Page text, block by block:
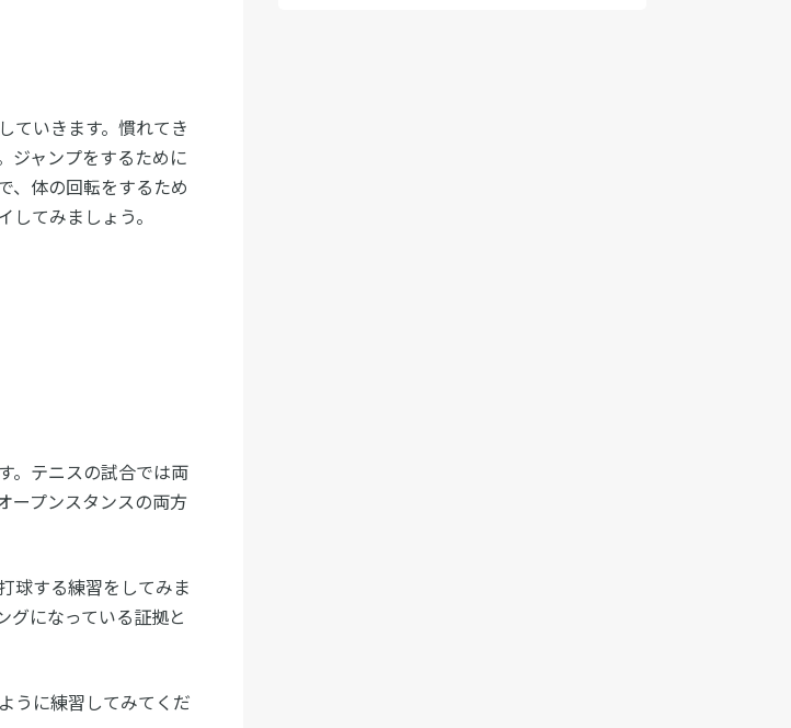
ていきます。慣れてき
ジャンプをするために
、体の回転をするため
てみましょう。
。テニスの試合では両
ープンスタンスの両方
球する練習をしてみま
グになっている証拠と
うに練習してみてくだ